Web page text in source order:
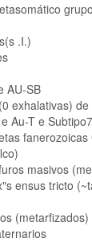
.I.)
AU-SB
exhalativas) de
Au-T e
masivos
ensus tricto
(metarfizados)